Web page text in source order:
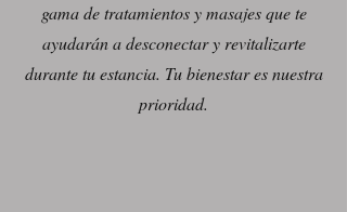
gama de tratamientos y masajes que te
ayudarán a desconectar y revitalizarte
durante tu estancia. Tu bienestar es nuestra
prioridad.